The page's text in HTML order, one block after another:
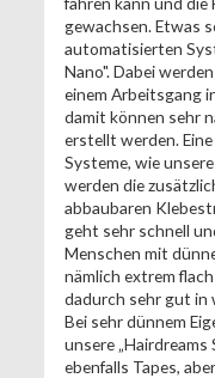
gewachsen. Etwas
automatisierten
Nano". Dabei
einem Arbeitsgang
damit können sehr
erstellt werden.
Systeme, wie
werden die
abbaubaren
geht sehr schnell
Menschen mit
nämlich extrem
dadurch sehr gut in
Bei sehr dünnem
unsere
ebenfalls Tapes,